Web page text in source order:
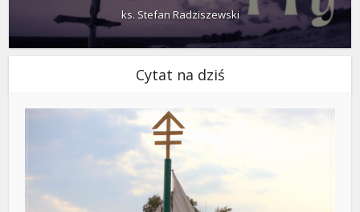
ks. Stefan Radziszewski
Cytat na dziś